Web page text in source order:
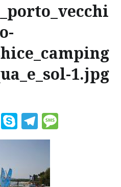
o-
1.jpg
SkypeTelegram
Message